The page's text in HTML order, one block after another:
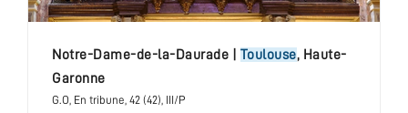
Notre-Dame-de-la-Daurade Toulouse, Haute-
Garonne
G.O, En tribune, 42 (42), III/P